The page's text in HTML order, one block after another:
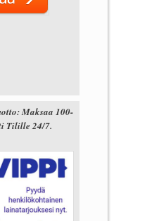
Maksaa 100-
Tilille 24/7.